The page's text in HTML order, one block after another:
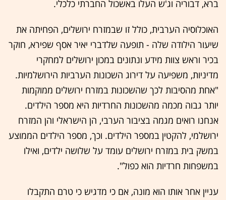
ברא, דבוריה וג'ש העלו באשכול החברתי כלכלי.
האוכלוסיה הערבית, כולל זו שבמזרח ירושלים, הפחיתה את
שיעור הילודה שלה - תופעה שלדברי יאיר אסף שפירא, חוקר
בכיר וראש צוות מידע ונתונים במכון ירושלים למחקרי
מדיניות, משפיעה על דירוג השכונות הערביות הירושלמיות.
"אחת מהסיבות לכך שהשכונות במזרח ירושלים ממוקמות
יותר גבוה מכמה מהשכונות החרדיות היא מספר הילדים.
אנחנו רואים מגמה בציבור הערבי, הן הישראלי והן המזרח
ירושלמי, להקטין במספר הילדים. וכך, מספר הילדים הממוצע
במשק בית במזרח ירושלים עומד על שלושה ילדים, ואילו
במשפחות חרדיות הוא כפול".
עניין אחר אותו הוא מונה, אם כי מדגיש כי טרם התקבלו